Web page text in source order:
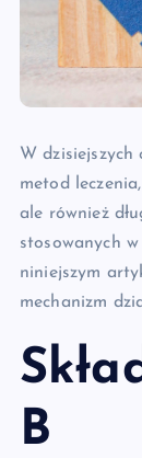
W dzisiejszych
metod
ale również
stosowanych
niniejszym
mechanizm
B